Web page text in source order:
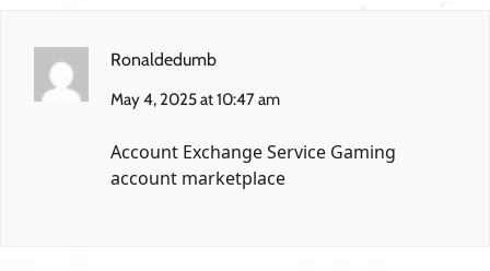
Ronaldedumb
May 4, 2025 at 10:47 am
Account Exchange Service Gaming
account marketplace